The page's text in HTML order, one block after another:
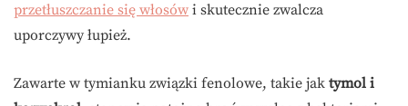
przetłuszczanie się włosów i skutecznie zwalcza
uporczywy łupież.
Zawarte w tymianku związki fenolowe, takie jak tymol i